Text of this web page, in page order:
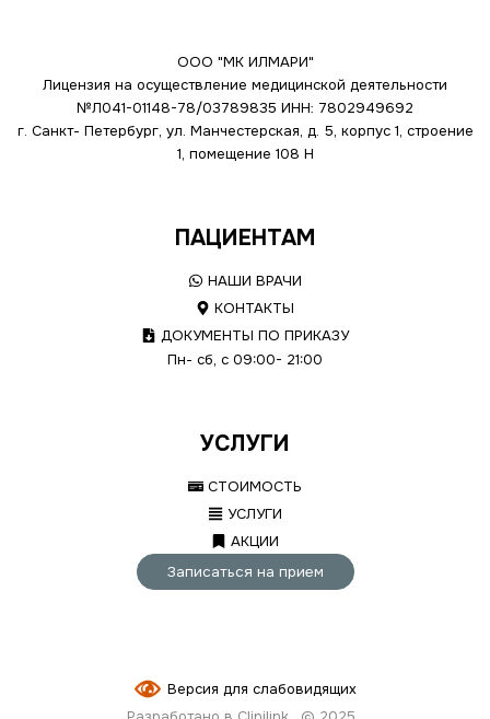
ООО "МК ИЛМАРИ"
Лицензия на осуществление медицинской деятельности
№Л041-01148-78/03789835 ИНН: 7802949692
г. Санкт- Петербург, ул. Манчестерская, д. 5, корпус 1, строение
1, помещение 108 Н
ПАЦИЕНТАМ
НАШИ ВРАЧИ
КОНТАКТЫ
ДОКУМЕНТЫ ПО ПРИКАЗУ
Пн- сб, с 09:00- 21:00
УСЛУГИ
СТОИМОСТЬ
УСЛУГИ
АКЦИИ
Записаться на прием
Версия для слабовидящих